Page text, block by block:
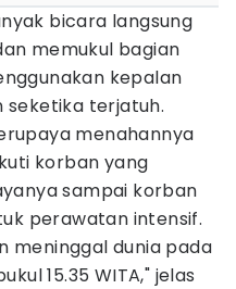
bicara langsung
memukul bagian
kepalan
seketika terjatuh.
menahannya
korban yang
sampai korban
perawatan intensif.
meninggal dunia pada
15.35 WITA," jelas